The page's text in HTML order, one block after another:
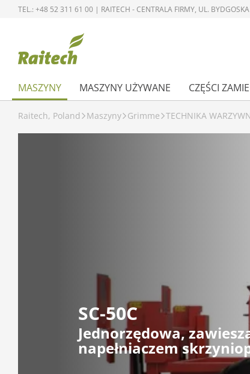
TEL.: +48 52 311 61 00 | RAITECH - CENTRALA FIRMY, UL.
MASZYNY MASZYNY UŻYWANE CZĘŚCI
Raitech, Poland Maszyny Grimme TECHNIKA
SC-50C
Jednorzędowa,
napełniaczem